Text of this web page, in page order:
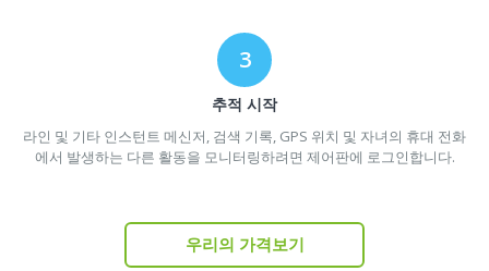
추적 시작
라인 및 기타 인스턴트 메신저, 검색 기록, GPS 위치 및 자녀의 휴대 전화
에서 발생하는 다른 활동을 모니터링하려면 제어판에 로그인합니다.
우리의 가격보기